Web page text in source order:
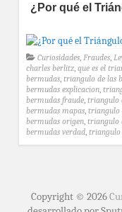
¿Por qué el
Curiosidades, Fraudes,
charles berlitz, que es el
bermudas, triangulo de las
bermudas explicacion,
bermudas fraude, triangulo
bermudas mapas, triangulo
bermudas origen, triangulo
bermudas verdad, triangulo
Copyright © 2026